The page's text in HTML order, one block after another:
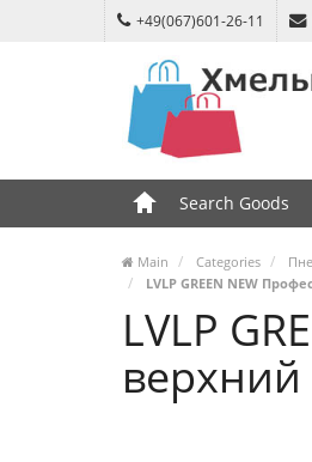
+49(067)601-26-11
Search Goods
Main Categories
LVLP GREEN NEW
LVLP